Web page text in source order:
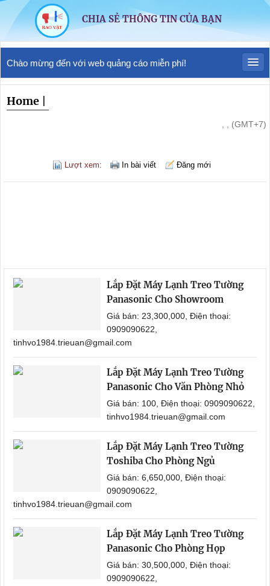
CHIA SẺ THÔNG TIN CỦA BẠN
Chào mừng đến với web quảng cáo miễn phí!
Home
, , (GMT+7)
Lượt xem: In bài viết Đăng mới
Lắp Đặt Máy Lạnh Treo Tường
Panasonic Cho Showroom
Giá bán: 23,300,000, Điện thoại:
0909090622,
tinhvo1984.trieuan@gmail.com
Lắp Đặt Máy Lạnh Treo Tường
Panasonic Cho Văn Phòng Nhỏ
Giá bán: 100, Điện thoại: 0909090622,
tinhvo1984.trieuan@gmail.com
Lắp Đặt Máy Lạnh Treo Tường
Toshiba Cho Phòng Ngủ
Giá bán: 6,650,000, Điện thoại:
0909090622,
tinhvo1984.trieuan@gmail.com
Lắp Đặt Máy Lạnh Treo Tường
Panasonic Cho Phòng Họp
Giá bán: 30,500,000, Điện thoại:
0909090622,